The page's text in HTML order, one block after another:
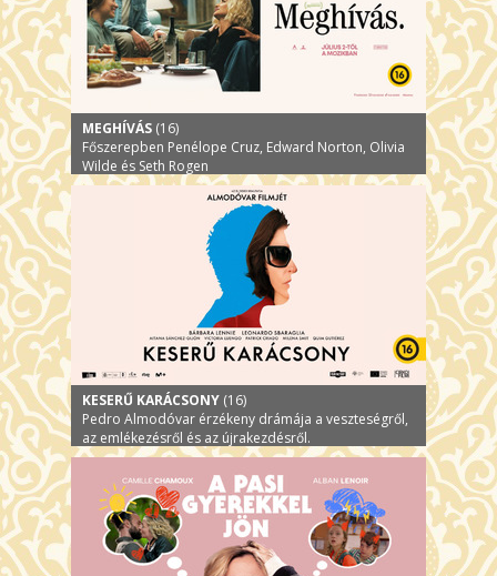
MEGHÍVÁS (16)
Főszerepben Penélope Cruz, Edward Norton, Olivia
Wilde és Seth Rogen
KESERŰ KARÁCSONY (16)
Pedro Almodóvar érzékeny drámája a veszteségről,
az emlékezésről és az újrakezdésről.